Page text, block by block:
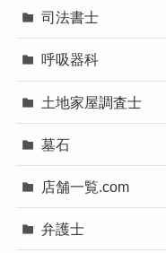
司法書士
呼吸器科
土地家屋調査士
墓石
店舗一覧.com
弁護士